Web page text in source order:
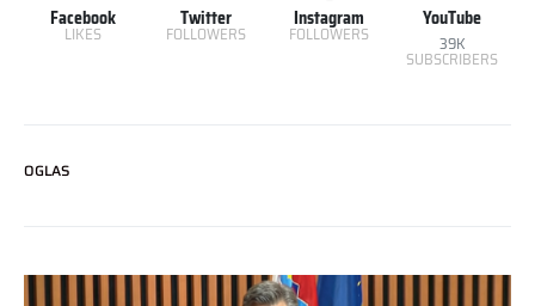
Facebook
LIKES
Twitter
FOLLOWERS
Instagram
FOLLOWERS
YouTube
39K
SUBSCRIBERS
OGLAS